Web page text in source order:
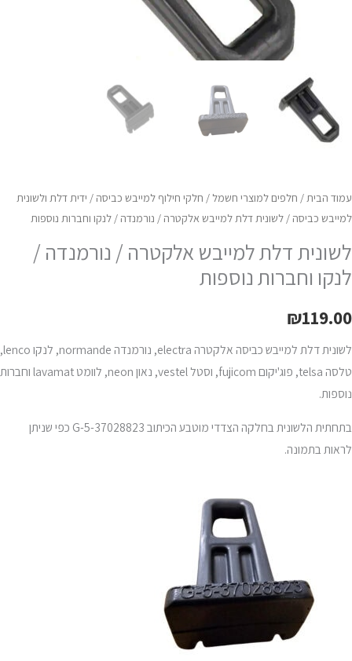
עמוד הבית/ חלפים למוצרי חשמל/ חלקי חילוף למייבש כביסה / ידית דלת ולשונית
למייבש כביסה / לשונית דלת למייבש אלקטרה / נורמנדה / לנקו וחברות נוספות
לשונית דלת למייבש אלקטרה / נורמנדה /
לנקו וחברות נוספות
₪119.00
לשונית דלת למייבש כביסה אלקטרה electra, נורמנדה normande, לנקו lenco,
טלסה telsa, פוג'יקום fujicom, וסטל vestel, נאון neon, לוומט lavamat וחברות
נוספות.
בתחתית הלשונית בחלקה הצדדי מוטבע הכיתוב G-5-37028823 כפי שניתן
לראות בתמונה.